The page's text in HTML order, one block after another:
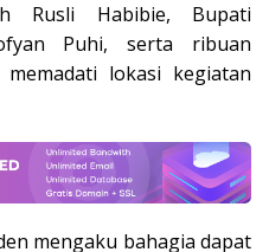
Rusli Habibie, Bupati
Puhi, serta ribuan
memadati lokasi kegiatan
mengaku bahagia dapat